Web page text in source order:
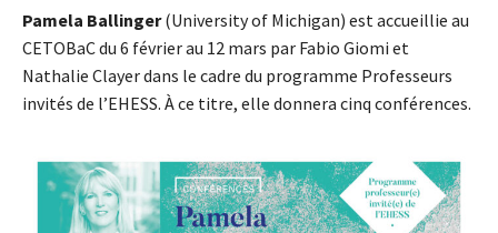
Pamela Ballinger(University of Michigan) est accueillie au
CETOBaC du 6 février au 12 mars par Fabio Giomi et
Nathalie Clayer dans le cadre du programme Professeurs
invités de l’EHESS. À ce titre, elle donnera cinq conférences.